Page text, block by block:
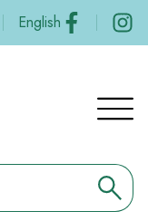
English Social